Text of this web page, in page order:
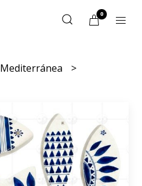
0
Mediterránea